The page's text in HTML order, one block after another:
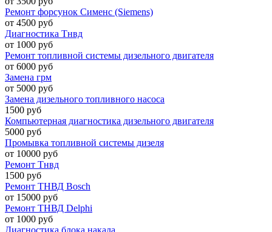
Ремонт форсунок Сименс (Siemens)
от 4500 руб
Диагностика Тнвд
от 1000 руб
Ремонт топливной системы дизельного двигателя
от 6000 руб
Замена грм
от 5000 руб
Замена дизельного топливного насоса
1500 руб
Компьютерная диагностика дизельного двигателя
5000 руб
Промывка топливной системы дизеля
от 10000 руб
Ремонт Тнвд
1500 руб
Ремонт ТНВД Bosch
от 15000 руб
Ремонт ТНВД Delphi
от 1000 руб
Диагностика блока накала